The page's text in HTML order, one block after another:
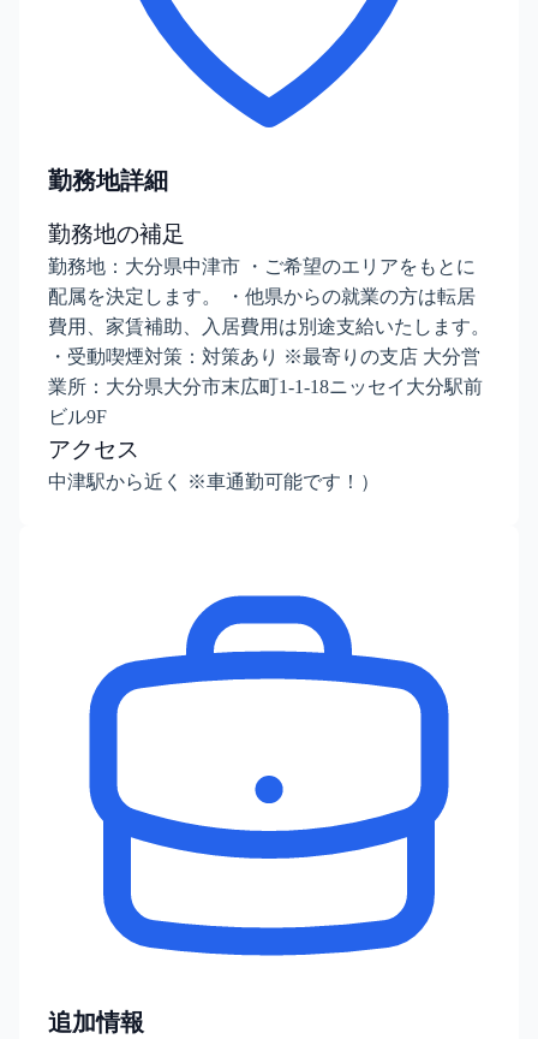
勤務地詳細
勤務地の補足
勤務地：大分県中津市 ・ご希望のエリアをもとに
配属を決定します。 ・他県からの就業の方は転居
費用、家賃補助、入居費用は別途支給いたします。
・受動喫煙対策：対策あり ※最寄りの支店 大分営
業所：大分県大分市末広町1-1-18ニッセイ大分駅前
ビル9F
アクセス
中津駅から近く ※車通勤可能です！）
追加情報